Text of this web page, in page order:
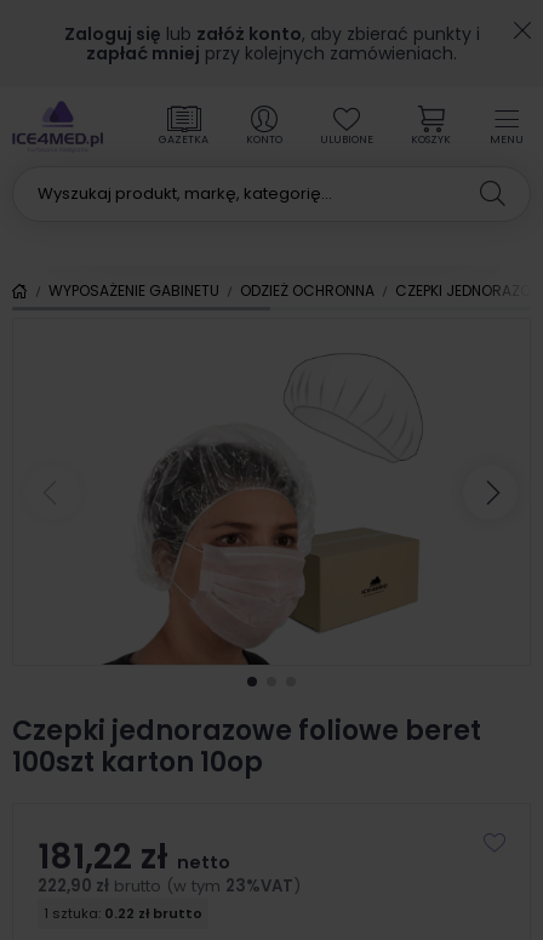
Zaloguj się lub załóż konto, aby zbierać punkty i
zapłać mniej przy kolejnych zamówieniach.
MENU
GAZETKA KONTO ULUBIONE KOSZYK
WYPOSAŻENIE GABINETU ODZIEŻ OCHRONNA CZEPKI
Poprzedni
Czepki jednorazowe foliowe beret
100szt karton 10op
181,22 zł netto
222,90 zł brutto (w tym 23%VAT)
1 sztuka: 0.22 zł brutto